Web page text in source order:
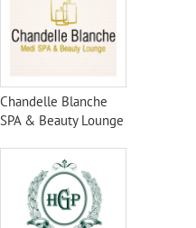
Chandelle Blanche
SPA & Beauty Lounge